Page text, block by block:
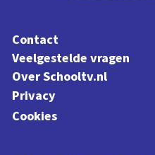
Contact
Veelgestelde vragen
Over Schooltv.nl
Privacy
Cookies